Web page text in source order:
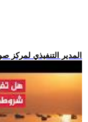
.. المدير التنفيذي لمركز